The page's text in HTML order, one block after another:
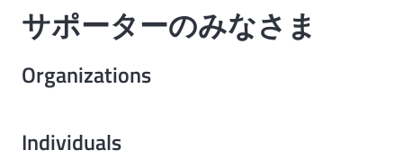
サポーターのみなさま
Organizations
Individuals